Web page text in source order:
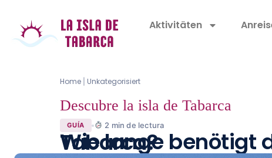
Aktivitäten
Home Unkategorisiert
Descubre la isla de Tabarca
GUÍA 2 min de lectura
Wie lange benötigt der Katamaran von Santa Pola nach Tabarca?